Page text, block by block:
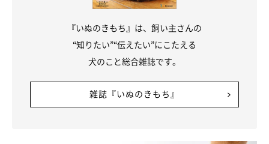
『いぬのきもち』は、飼い主さんの
“知りたい”“伝えたい”にこたえる
犬のこと総合雑誌です。
雑誌『いぬのきもち』